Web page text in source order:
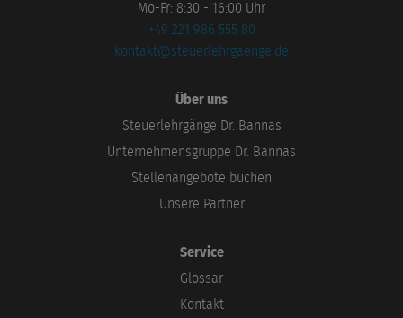
Mo-Fr: 8:30 - 16:00 Uhr
+49 221 986 555 80
kontakt@steuerlehrgaenge.de
Über uns
Steuerlehrgänge Dr. Bannas
Unternehmensgruppe Dr. Bannas
Stellenangebote buchen
Unsere Partner
Service
Glossar
Kontakt